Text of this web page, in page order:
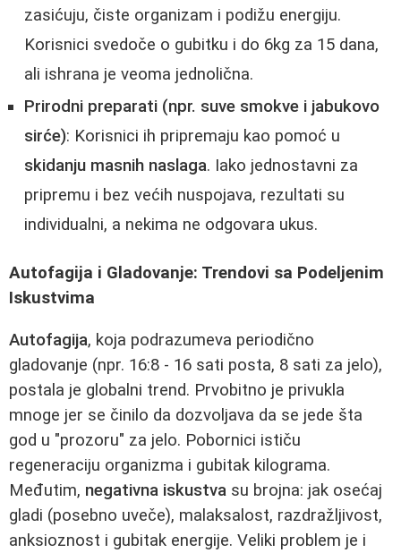
zasićuju, čiste organizam i podižu energiju.
Korisnici svedoče o gubitku i do 6kg za 15 dana,
ali ishrana je veoma jednolična.
Prirodni preparati (npr. suve smokve i jabukovo
sirće): Korisnici ih pripremaju kao pomoć u
skidanju masnih naslaga. Iako jednostavni za
pripremu i bez većih nuspojava, rezultati su
individualni, a nekima ne odgovara ukus.
Autofagija i Gladovanje: Trendovi sa Podeljenim
Iskustvima
Autofagija, koja podrazumeva periodično
gladovanje (npr. 16:8 - 16 sati posta, 8 sati za jelo),
postala je globalni trend. Prvobitno je privukla
mnoge jer se činilo da dozvoljava da se jede šta
god u "prozoru" za jelo. Pobornici ističu
regeneraciju organizma i gubitak kilograma.
Međutim, negativna iskustva su brojna: jak osećaj
gladi (posebno uveče), malaksalost, razdražljivost,
anksioznost i gubitak energije. Veliki problem je i